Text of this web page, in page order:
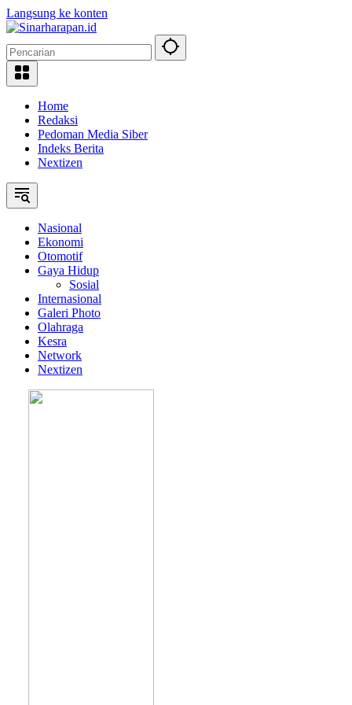
Langsung ke konten
Home
Redaksi
Pedoman Media Siber
Indeks Berita
Nextizen
Nasional
Ekonomi
Otomotif
Gaya Hidup
Sosial
Internasional
Galeri Photo
Olahraga
Kesra
Network
Nextizen